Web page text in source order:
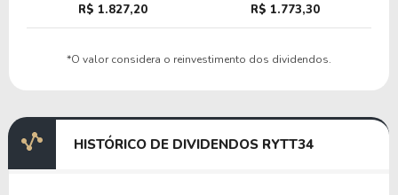
R$ 1.827,20 R$ 1.773,30
*O valor considera o reinvestimento dos dividendos.
HISTÓRICO DE DIVIDENDOS RYTT34